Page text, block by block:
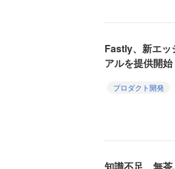
Fastly、新エッ
アルを提供開始
プロダクト開発
知識不足、無